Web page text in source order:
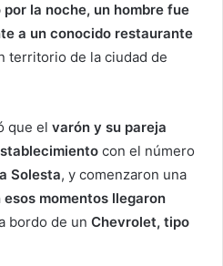
por la noche, un hombre fue
a un conocido restaurante
territorio de la ciudad de
que el varón y su pareja
con el número
Solesta, y comenzaron una
esos momentos llegaron
bordo de un Chevrolet, tipo